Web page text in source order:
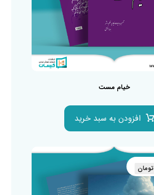
خیام مست
افزودن به سبد خرید
تومان